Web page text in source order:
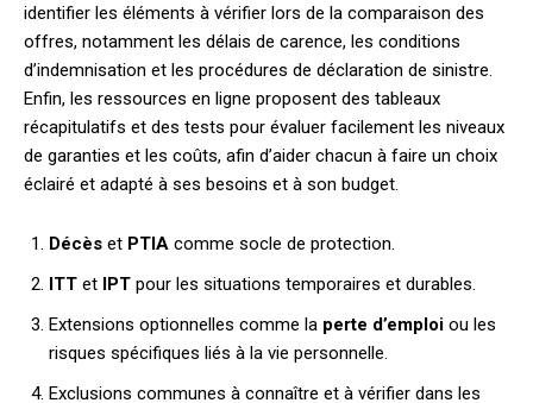
identifier les éléments à vérifier lors de la comparaison des
offres, notamment les délais de carence, les conditions
d’indemnisation et les procédures de déclaration de sinistre.
Enfin, les ressources en ligne proposent des tableaux
récapitulatifs et des tests pour évaluer facilement les niveaux
de garanties et les coûts, afin d’aider chacun à faire un choix
éclairé et adapté à ses besoins et à son budget.
Décès et PTIA comme socle de protection.
ITT et IPT pour les situations temporaires et durables.
Extensions optionnelles comme la perte d’emploi ou les
risques spécifiques liés à la vie personnelle.
Exclusions communes à connaître et à vérifier dans les